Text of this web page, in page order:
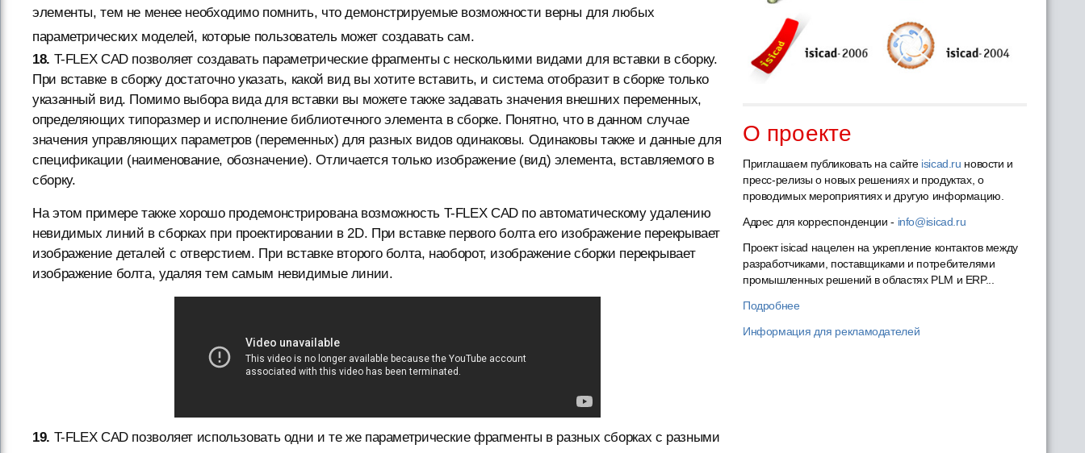
элементы, тем не менее необходимо помнить, что демонстрируемые возможности верны для любых
параметрических моделей, которые пользователь может создавать сам.
18. T-FLEX CAD позволяет создавать параметрические фрагменты с несколькими видами для вставки в сборку.
При вставке в сборку достаточно указать, какой вид вы хотите вставить, и система отобразит в сборке только
указанный вид. Помимо выбора вида для вставки вы можете также задавать значения внешних переменных,
определяющих типоразмер и исполнение библиотечного элемента в сборке. Понятно, что в данном случае
значения управляющих параметров (переменных) для разных видов одинаковы. Одинаковы также и данные для
спецификации (наименование, обозначение). Отличается только изображение (вид) элемента, вставляемого в
сборку.
На этом примере также хорошо продемонстрирована возможность T-FLEX CAD по автоматическому удалению
невидимых линий в сборках при проектировании в 2D. При вставке первого болта его изображение перекрывает
изображение деталей с отверстием. При вставке второго болта, наоборот, изображение сборки перекрывает
изображение болта, удаляя тем самым невидимые линии.
19. T-FLEX CAD позволяет использовать одни и те же параметрические фрагменты в разных сборках с разными
О проекте
Приглашаем публиковать на сайте isicad.ru новости и
пресс-релизы о новых решениях и продуктах, о
проводимых мероприятиях и другую информацию.
Адрес для корреспонденции - info@isicad.ru
Проект isicad нацелен на укрепление контактов между
разработчиками, поставщиками и потребителями
промышленных решений в областях PLM и ERP...
Подробнее
Информация для рекламодателей